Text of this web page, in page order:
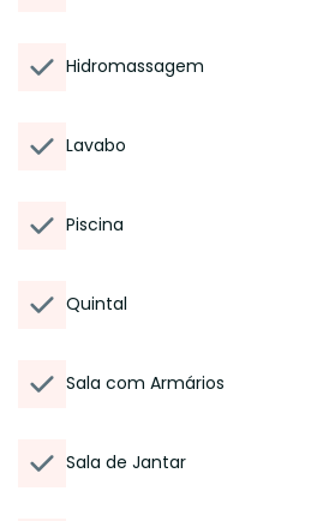
Hidromassagem
Lavabo
Piscina
Quintal
Sala com Armários
Sala de Jantar